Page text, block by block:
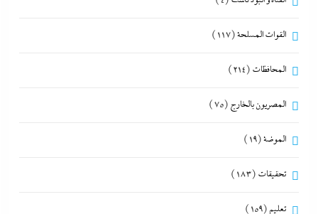
القوات المسلحة(117)
المحافظات (214)
المصريون بالخارج (75)
الموضة(19)
تحقيقات (183)
تعليم (159)